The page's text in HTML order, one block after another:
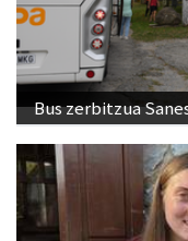
Bus zerbitzua